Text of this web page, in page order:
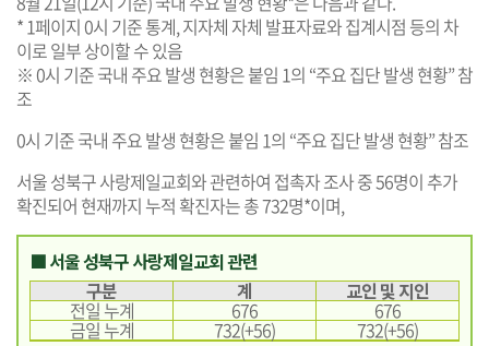
* 1페이지 0시 기준 통계, 지자체 자체 발표자료와 집계시점 등의 차
이로 일부 상이할 수 있음
※ 0시 기준 국내 주요 발생 현황은 붙임 1의 “주요 집단 발생 현황” 참
조
0시 기준 국내 주요 발생 현황은 붙임 1의 “주요 집단 발생 현황” 참조
서울 성북구 사랑제일교회와 관련하여 접촉자 조사 중 56명이 추가
확진되어 현재까지 누적 확진자는 총 732명*이며,
■ 서울 성북구 사랑제일교회 관련
구분
계 교인 및 지인
전일 누계 676 676
금일 누계 732(+56)
732(+56)